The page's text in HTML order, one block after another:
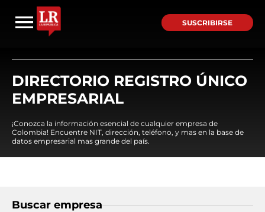
SUSCRIBIRSE
DIRECTORIO REGISTRO ÚNICO
EMPRESARIAL
¡Conozca la información esencial de cualquier empresa de
Colombia! Encuentre NIT, dirección, teléfono, y mas en la base de
datos empresarial mas grande del país.
Buscar empresa